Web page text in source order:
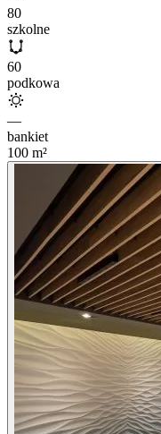
80
szkolne
60
podkowa
—
bankiet
100 m²